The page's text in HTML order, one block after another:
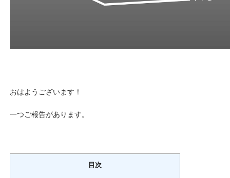
おはようございます！
一つご報告があります。
目次